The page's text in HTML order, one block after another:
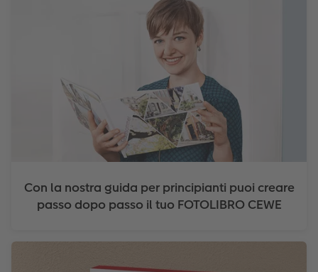
Con la nostra guida per principianti puoi creare
passo dopo passo il tuo FOTOLIBRO CEWE